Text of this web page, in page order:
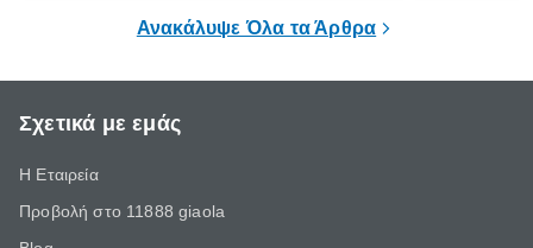
Ανακάλυψε Όλα τα Άρθρα
Σχετικά με εμάς
Η Εταιρεία
Προβολή στο 11888 giaola